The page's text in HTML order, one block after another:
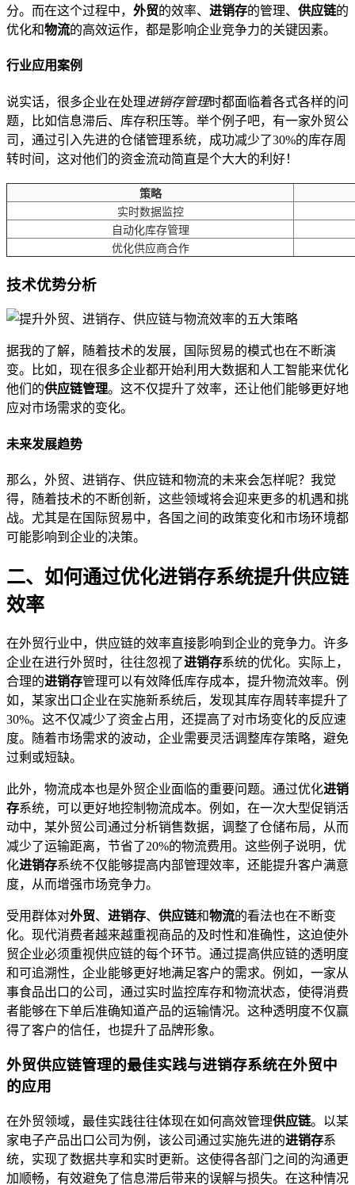
分。而在这个过程中， 外贸的效率、 进销存的管理、 供应链的
优化和物流的高效运作，都是影响企业竞争力的关键因素。
行业应用案例
说实话，很多企业在处理进销存管理时都面临着各式各样的问
题，比如信息滞后、库存积压等。举个例子吧，有一家外贸公
司，通过引入先进的仓储管理系统，成功减少了30%的库存周
转时间，这对他们的资金流动简直是个大大的利好！
策略
实时数据监控
自动化库存管理
优化供应商合作
技术优势分析
据我的了解，随着技术的发展，国际贸易的模式也在不断演
变。比如，现在很多企业都开始利用大数据和人工智能来优化
他们的供应链管理。这不仅提升了效率，还让他们能够更好地
应对市场需求的变化。
未来发展趋势
那么，外贸、进销存、供应链和物流的未来会怎样呢？我觉
得，随着技术的不断创新，这些领域将会迎来更多的机遇和挑
战。尤其是在国际贸易中，各国之间的政策变化和市场环境都
可能影响到企业的决策。
二、如何通过优化进销存系统提升供应链
效率
在外贸行业中，供应链的效率直接影响到企业的竞争力。许多
企业在进行外贸时，往往忽视了进销存系统的优化。实际上，
合理的进销存管理可以有效降低库存成本，提升物流效率。例
如，某家出口企业在实施新系统后，发现其库存周转率提升了
30%。这不仅减少了资金占用，还提高了对市场变化的反应速
度。随着市场需求的波动，企业需要灵活调整库存策略，避免
过剩或短缺。
此外，物流成本也是外贸企业面临的重要问题。通过优化进销
存系统，可以更好地控制物流成本。例如，在一次大型促销活
动中，某外贸公司通过分析销售数据，调整了仓储布局，从而
减少了运输距离，节省了20%的物流费用。这些例子说明，优
化进销存系统不仅能够提高内部管理效率，还能提升客户满意
度，从而增强市场竞争力。
受用群体对外贸、 进销存、 供应链和物流的看法也在不断变
化。现代消费者越来越重视商品的及时性和准确性，这迫使外
贸企业必须重视供应链的每个环节。通过提高供应链的透明度
和可追溯性，企业能够更好地满足客户的需求。例如，一家从
事食品出口的公司，通过实时监控库存和物流状态，使得消费
者能够在下单后准确知道产品的运输情况。这种透明度不仅赢
得了客户的信任，也提升了品牌形象。
外贸供应链管理的最佳实践与进销存系统在外贸中
的应用
在外贸领域，最佳实践往往体现在如何高效管理供应链。以某
家电子产品出口公司为例，该公司通过实施先进的进销存系
统，实现了数据共享和实时更新。这使得各部门之间的沟通更
加顺畅，有效避免了信息滞后带来的误解与损失。在这种情况